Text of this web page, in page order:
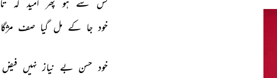
خود جا کے مل گیا صف
خود حسن بے نیاز نہیں فیض